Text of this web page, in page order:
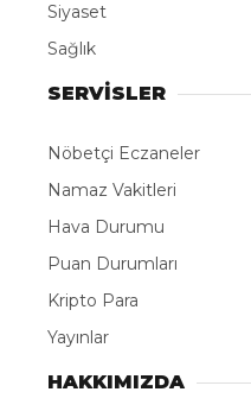
Siyaset
Sağlık
SERVİSLER
Nöbetçi Eczaneler
Namaz Vakitleri
Hava Durumu
Puan Durumları
Kripto Para
Yayınlar
HAKKIMIZDA